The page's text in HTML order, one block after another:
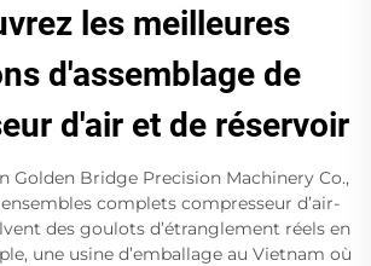
les meilleures
d'assemblage de
d'air et de réservoir
Golden Bridge Precision Machinery Co.,
complets compresseur d’air-
des goulots d’étranglement réels en
une usine d’emballage au Vietnam où